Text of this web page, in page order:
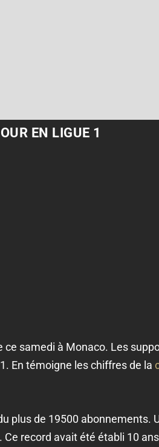
EN LIGUE 1
ce samedi à Monaco. Les
En témoigne les chiffres de la
plus de 19500 abonnements.
record avait été établi 10